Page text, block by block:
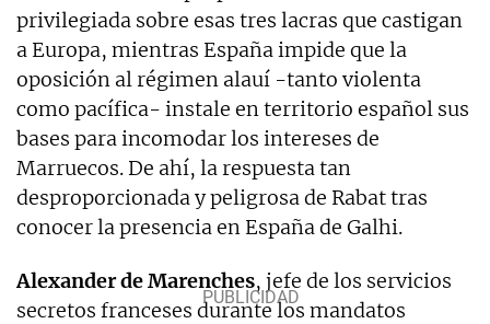
privilegiada sobre esas tres lacras que castigan
a Europa, mientras España impide que la
oposición al régimen alauí -tanto violenta
como pacífica- instale en territorio español sus
bases para incomodar los intereses de
Marruecos. De ahí, la respuesta tan
desproporcionada y peligrosa de Rabat tras
conocer la presencia en España de Galhi.
Alexander de Marenches, jefe de los servicios
secretos franceses durante los mandatos